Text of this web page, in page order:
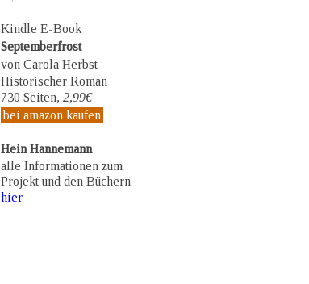
Kindle E-Book
Septemberfrost
von Carola Herbst
Historischer Roman
730 Seiten, 2,99€
bei amazon kaufen
Hein Hannemann
alle Informationen zum
Projekt und den Büchern
hier